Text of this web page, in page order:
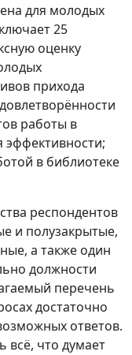
для молодых
25
оценку
прихода
работы в
в библиотеке
респондентов
и полузакрытые,
а также один
должности
перечень
достаточно
ответов.
всё, что думает